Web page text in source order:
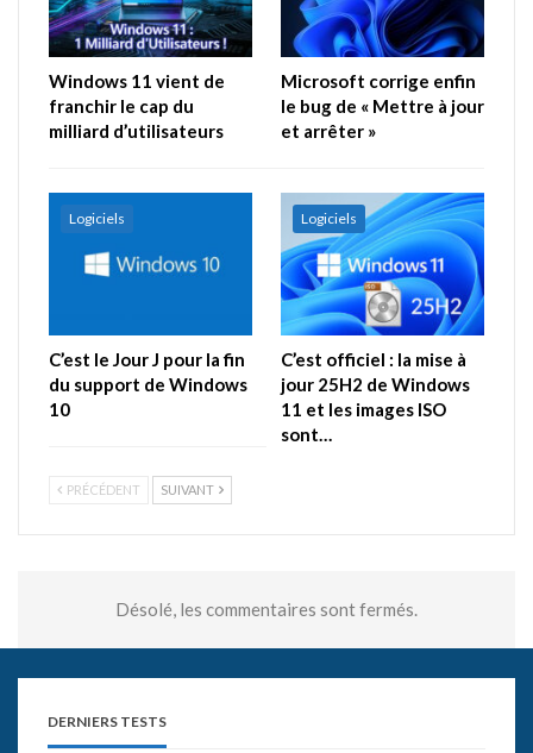
Windows 11 vient de
franchir le cap du
milliard d’utilisateurs
Microsoft corrige enfin
le bug de « Mettre à jour
et arrêter »
Logiciels
C’est le Jour J pour la fin
du support de Windows
10
Logiciels
C’est officiel : la mise à
jour 25H2 de Windows
11 et les images ISO
sont…
PRÉCÉDENT SUIVANT
Désolé, les commentaires sont fermés.
DERNIERS TESTS